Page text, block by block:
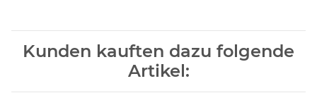
Kunden kauften dazu folgende
Artikel: